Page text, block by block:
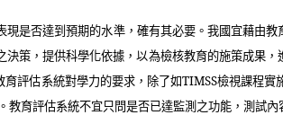
是否達到預期的水準，確有其必要。我國宜藉由
策，提供科學化依據，以為檢核教育的施策成果
評估系統對學力的要求，除了如TIMSS檢視課程實
教育評估系統不宜只問是否已達監測之功能，測試